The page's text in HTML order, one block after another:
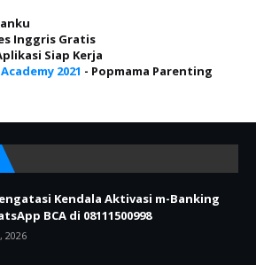
Inggris Gratis
Siap Kerja
2021 - Popmama Parenting
Kendala Aktivasi m-Banking
BCA di 08111500998
2026